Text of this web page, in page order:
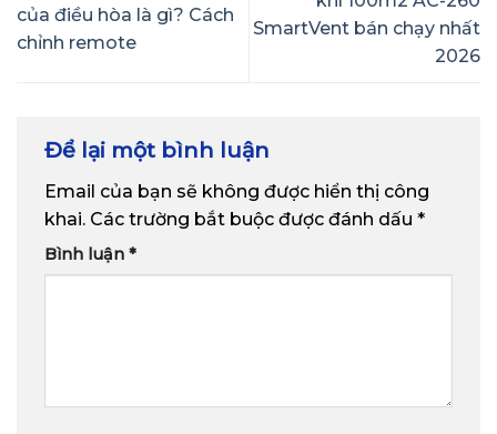
của điều hòa là gì? Cách
chỉnh remote
SmartVent bán chạy nhất
2026
Để lại một bình luận
Email của bạn sẽ không được hiển thị công
khai. Các trường bắt buộc được đánh dấu *
Bình luận *